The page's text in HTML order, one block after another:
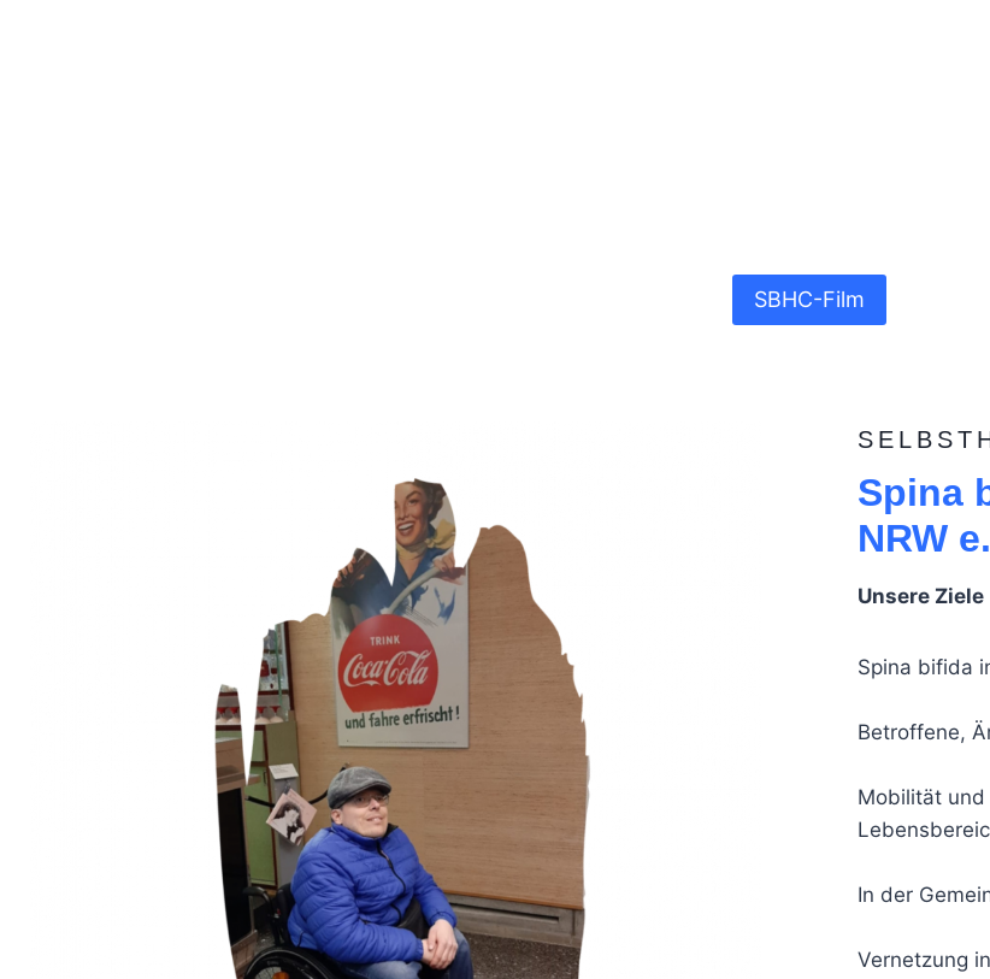
SBHC-Film
Spina
NRW
Unsere Ziele
Spina bifida
Betroffene,
Mobilität
In der
Vernetzung